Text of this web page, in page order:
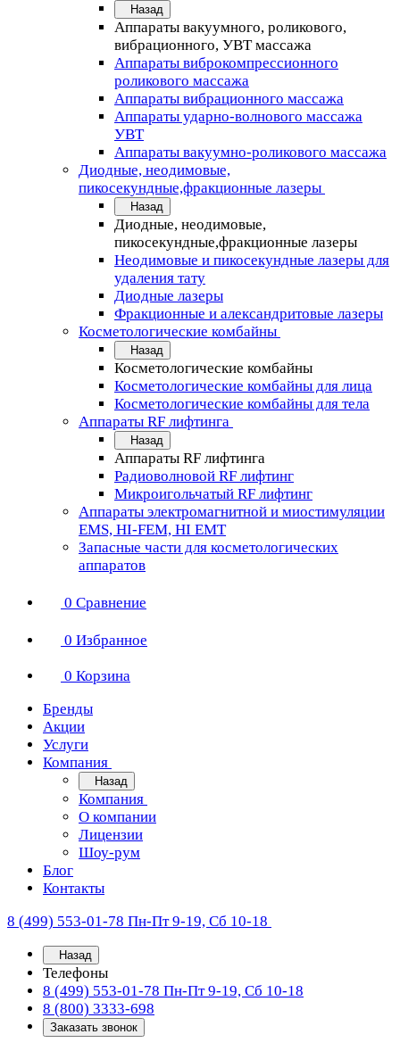
Назад
Аппараты вакуумного, роликового,
вибрационного, УВТ массажа
Аппараты виброкомпрессионного
роликового массажа
Аппараты вибрационного массажа
Аппараты ударно-волнового массажа
УВТ
Аппараты вакуумно-роликового массажа
Диодные, неодимовые,
пикосекундные,фракционные лазеры
Назад
Диодные, неодимовые,
пикосекундные,фракционные лазеры
Неодимовые и пикосекундные лазеры для
удаления тату
Диодные лазеры
Фракционные и александритовые лазеры
Косметологические комбайны
Назад
Косметологические комбайны
Косметологические комбайны для лица
Косметологические комбайны для тела
Аппараты RF лифтинга
Назад
Аппараты RF лифтинга
Радиоволновой RF лифтинг
Микроигольчатый RF лифтинг
Аппараты электромагнитной и миостимуляции
EMS, HI-FEM, HI EMT
Запасные части для косметологических
аппаратов
0 Сравнение
0 Избранное
0 Корзина
Бренды
Акции
Услуги
Компания
Назад
Компания
О компании
Лицензии
Шоу-рум
Блог
Контакты
8 (499) 553-01-78 Пн-Пт 9-19, Сб 10-18
Назад
Телефоны
8 (499) 553-01-78 Пн-Пт 9-19, Сб 10-18
8 (800) 3333-698
Заказать звонок